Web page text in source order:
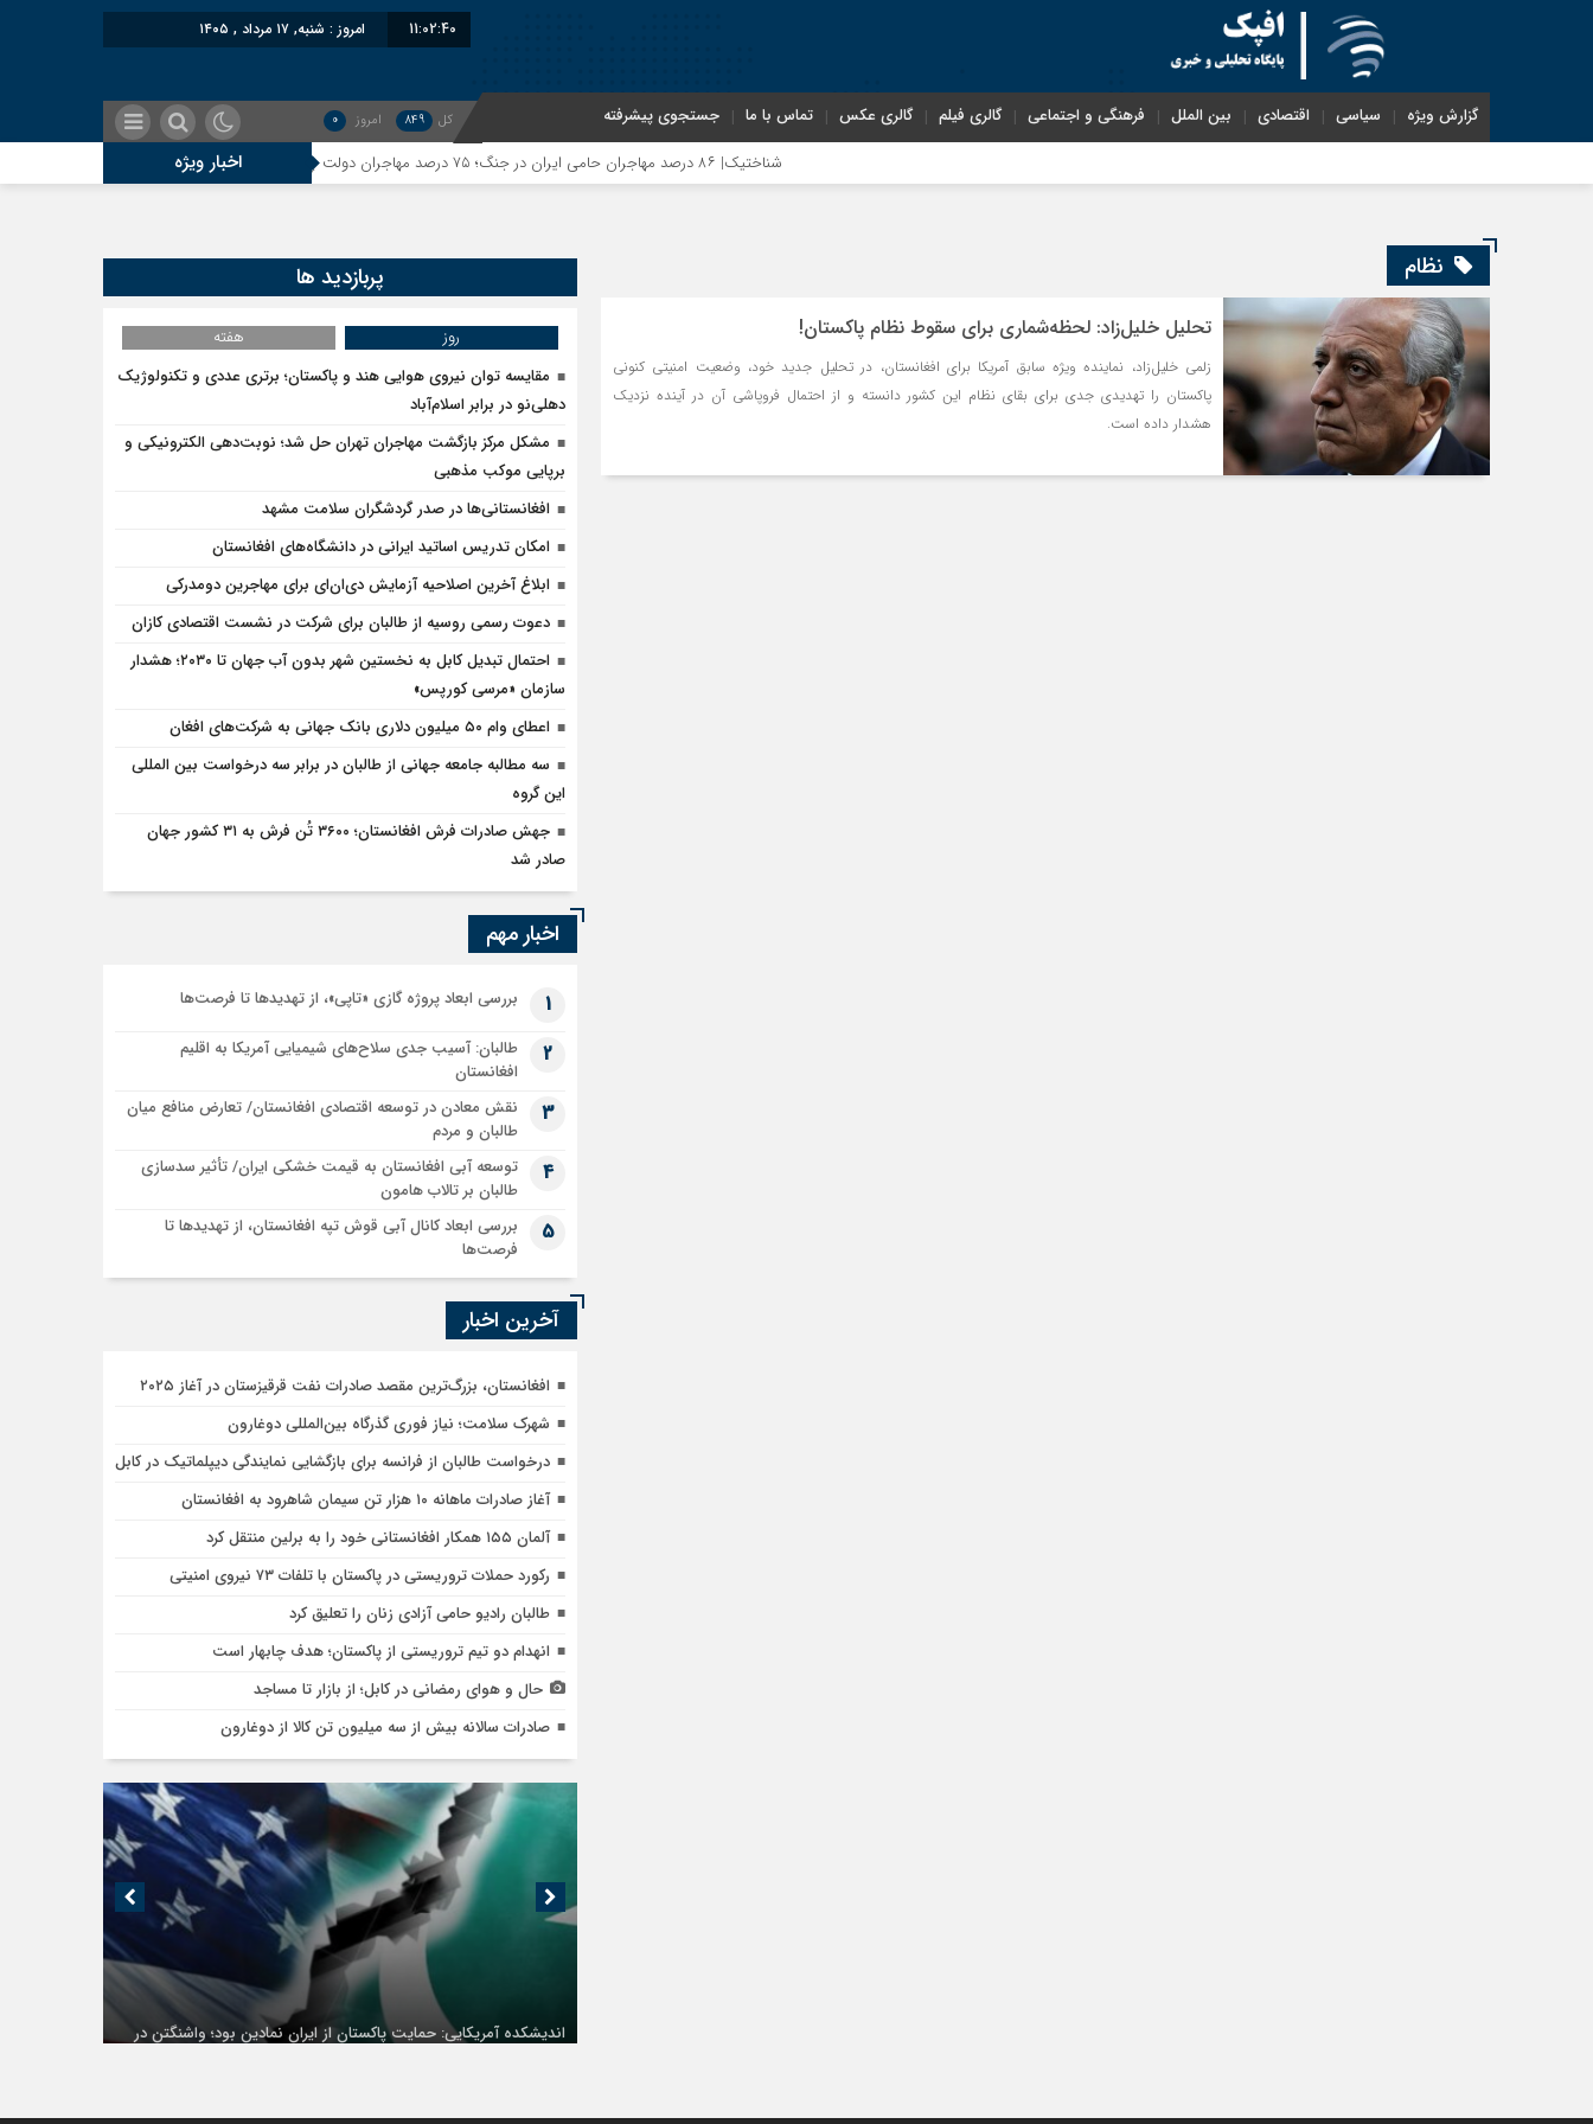
11:02:41 امروز : شنبه, ۱۷ مرداد , ۱۴۰۵
گزارش ویژه سیاسی اقتصادی بین الملل فرهنگی و اجتماعی گالری فیلم گالری عکس تماس با ما جستجوی پیشرفته کل 849 امروز 0
اخبار ویژه شناختیک| ۸۶ درصد مهاجران حامی ایران در جنگ؛ ۷۵ درصد مهاجران دولت چهاردهم را خیرخواه خود نمی‌دانند
رضا صادقی: بدرقه میهمان با توهین، از اصالت ایرانی به‌دور است
روسیه امارت اسلامی افغانستان را به رسمیت شناخت؛ دول آسیای میانه هم به طالبان اعتبار می‎‌بخشند؟
مذاکره تحمیلی، جنگ تحمیلی، صلح تحمیلی را پذیرفتیم؛ اسرائیل به کدام صلح تاکنون پایبند بوده است؟
نظام
تحلیل خلیل‌زاد: لحظه‌شماری برای سقوط نظام پاکستان!
زلمی خلیل‌زاد، نماینده ویژه سابق آمریکا برای افغانستان، در تحلیل جدید خود، وضعیت امنیتی کنونی
پاکستان را تهدیدی جدی برای بقای نظام این کشور دانسته و از احتمال فروپاشی آن در آینده نزدیک
هشدار داده است.
پربازدید ها
روز
هفته
مقایسه توان نیروی هوایی هند و پاکستان؛ برتری عددی و تکنولوژیک
دهلی‌نو در برابر اسلام‌آباد
مشکل مرکز بازگشت مهاجران تهران حل شد؛ نوبت‌دهی الکترونیکی و
برپایی موکب مذهبی
افغانستانی‌ها در صدر گردشگران سلامت مشهد
امکان تدریس اساتید ایرانی در دانشگاه‌های افغانستان
ابلاغ آخرین اصلاحیه آزمایش دی‌ان‌ای برای مهاجرین دومدرکی
دعوت رسمی روسیه از طالبان برای شرکت در نشست اقتصادی کازان
احتمال تبدیل کابل به نخستین شهر بدون آب جهان تا ۲۰۳۰؛ هشدار
سازمان «مرسی کورپس»
اعطای وام ۵۰ میلیون دلاری بانک جهانی به شرکت‌های افغان
سه مطالبه جامعه جهانی از طالبان در برابر سه درخواست بین المللی
این گروه
جهش صادرات فرش افغانستان؛ ۳۶۰۰ تُن فرش به ۳۱ کشور جهان
صادر شد
اخبار مهم
1 بررسی ابعاد پروژه گازی «تاپی»، از تهدیدها تا فرصت‌ها
2
طالبان: آسیب جدی سلاح‌های شیمیایی آمریکا به اقلیم
افغانستان
3
نقش معادن در توسعه اقتصادی افغانستان/ تعارض منافع میان
طالبان و مردم
4
توسعه آبی افغانستان به قیمت خشکی ایران/ تأثیر سدسازی
طالبان بر تالاب هامون
5
بررسی ابعاد کانال آبی قوش تپه افغانستان، از تهدیدها تا
فرصت‌ها
آخرین اخبار
افغانستان، بزرگ‌ترین مقصد صادرات نفت قرقيزستان در آغاز ۲۰۲۵
شهرک سلامت؛ نیاز فوری گذرگاه بین‌المللی دوغارون
درخواست طالبان از فرانسه برای بازگشایی نمایندگی دیپلماتیک در کابل
آغاز صادرات ماهانه ۱۰ هزار تن سیمان شاهرود به افغانستان
آلمان ۱۵۵ همکار افغانستانی خود را به برلین منتقل کرد
رکورد حملات تروریستی در پاکستان با تلفات ۷۳ نیروی امنیتی
طالبان رادیو حامی آزادی زنان را تعلیق کرد
انهدام دو تیم تروریستی از پاکستان؛ هدف چابهار است
حال و هوای رمضانی در کابل؛ از بازار تا مساجد
صادرات سالانه بیش از سه میلیون تن کالا از دوغارون
اندیشکده آمریکایی: حمایت پاکستان از ایران نمادین بود؛ واشنگتن در
حال فعال‌سازی نقش امنیتی جدید اسلام‌آباد